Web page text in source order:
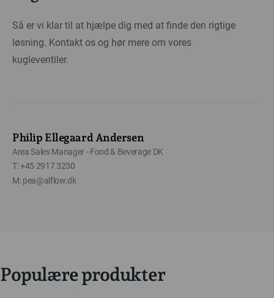
Så er vi klar til at hjælpe dig med at finde den rigtige
løsning. Kontakt os og hør mere om vores
kugleventiler.
Philip Ellegaard Andersen
Area Sales Manager - Food & Beverage DK
T: +45 2917 3230
M: pea@alflow.dk
Populære produkter